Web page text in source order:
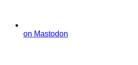
on Mastodon